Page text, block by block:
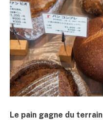
Le pain gagne du terrain